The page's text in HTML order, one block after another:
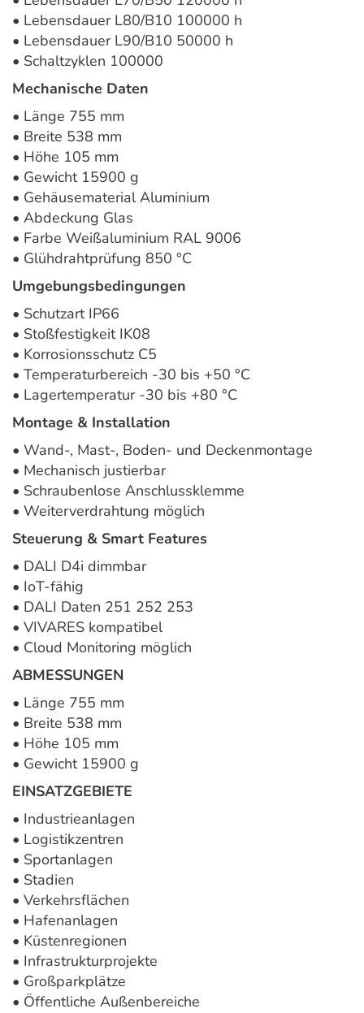
• Lebensdauer L80/B10 100000 h
• Lebensdauer L90/B10 50000 h
• Schaltzyklen 100000
Mechanische Daten
• Länge 755 mm
• Breite 538 mm
• Höhe 105 mm
• Gewicht 15900 g
• Gehäusematerial Aluminium
• Abdeckung Glas
• Farbe Weißaluminium RAL 9006
• Glühdrahtprüfung 850 °C
Umgebungsbedingungen
• Schutzart IP66
• Stoßfestigkeit IK08
• Korrosionsschutz C5
• Temperaturbereich -30 bis +50 °C
• Lagertemperatur -30 bis +80 °C
Montage & Installation
• Wand-, Mast-, Boden- und Deckenmontage
• Mechanisch justierbar
• Schraubenlose Anschlussklemme
• Weiterverdrahtung möglich
Steuerung & Smart Features
• DALI D4i dimmbar
• IoT-fähig
• DALI Daten 251 252 253
• VIVARES kompatibel
• Cloud Monitoring möglich
ABMESSUNGEN
• Länge 755 mm
• Breite 538 mm
• Höhe 105 mm
• Gewicht 15900 g
EINSATZGEBIETE
• Industrieanlagen
• Logistikzentren
• Sportanlagen
• Stadien
• Verkehrsflächen
• Hafenanlagen
• Küstenregionen
• Infrastrukturprojekte
• Großparkplätze
• Öffentliche Außenbereiche